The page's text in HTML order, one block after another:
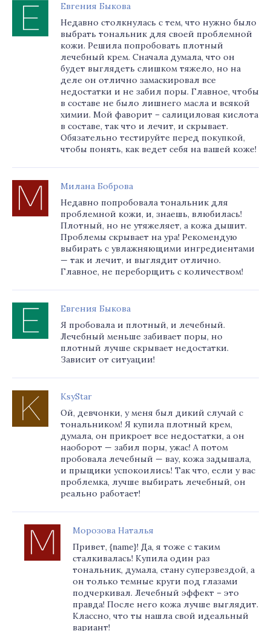
Евгения Быкова
Недавно столкнулась с тем, что нужно было
выбрать тональник для своей проблемной
кожи. Решила попробовать плотный
лечебный крем. Сначала думала, что он
будет выглядеть слишком тяжело, но на
деле он отлично замаскировал все
недостатки и не забил поры. Главное, чтобы
в составе не было лишнего масла и всякой
химии. Мой фаворит – салициловая кислота
в составе, так что и лечит, и скрывает.
Обязательно тестируйте перед покупкой,
чтобы понять, как ведет себя на вашей коже!
Милана Боброва
Недавно попробовала тональник для
проблемной кожи, и, знаешь, влюбилась!
Плотный, но не утяжеляет, а кожа дышит.
Проблемы скрывает на ура! Рекомендую
выбирать с увлажняющими ингредиентами
— так и лечит, и выглядит отлично.
Главное, не переборщить с количеством!
Евгения Быкова
Я пробовала и плотный, и лечебный.
Лечебный меньше забивает поры, но
плотный лучше скрывает недостатки.
Зависит от ситуации!
KsyStar
Ой, девчонки, у меня был дикий случай с
тональником! Я купила плотный крем,
думала, он прикроет все недостатки, а он
наоборот — забил поры, ужас! А потом
пробовала лечебный — вау, кожа задышала,
и прыщики успокоились! Так что, если у вас
проблемка, лучше выбирать лечебный, он
реально работает!
Морозова Наталья
Привет, {name}! Да, я тоже с таким
сталкивалась! Купила один раз
тональник, думала, стану суперзвездой, а
он только темные круги под глазами
подчеркивал. Лечебный эффект – это
правда! После него кожа лучше выглядит.
Классно, что ты нашла свой идеальный
вариант!